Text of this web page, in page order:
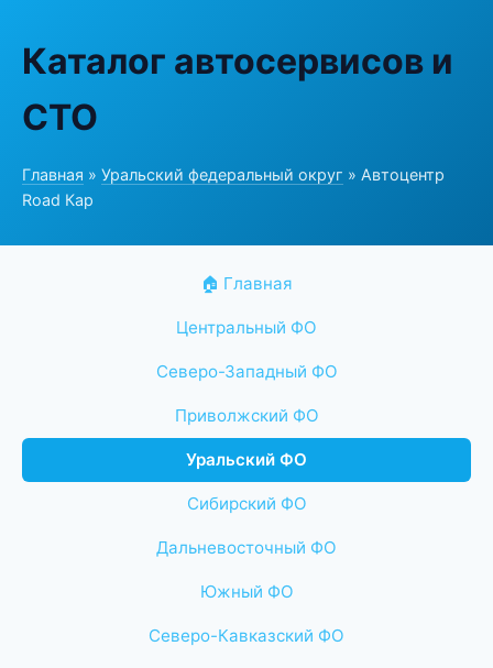
Каталог автосервисов и
СТО
Главная » Уральский федеральный округ » Автоцентр
Road Кар
🏠 Главная
Центральный ФО
Северо-Западный ФО
Приволжский ФО
Уральский ФО
Сибирский ФО
Дальневосточный ФО
Южный ФО
Северо-Кавказский ФО